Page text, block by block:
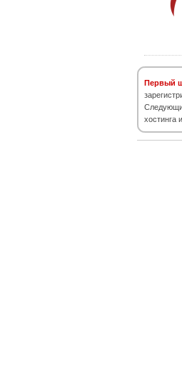
Первый
хостинга